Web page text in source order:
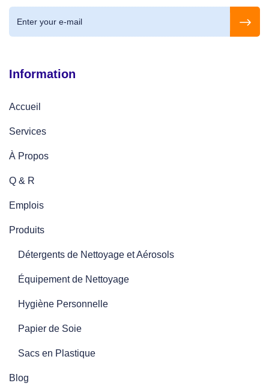
Information
Accueil
Services
À Propos
Q & R
Emplois
Produits
Détergents de Nettoyage et Aérosols
Équipement de Nettoyage
Hygiène Personnelle
Papier de Soie
Sacs en Plastique
Blog